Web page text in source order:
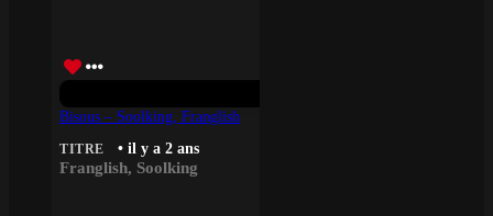
Bisous – Soolking, Franglish
TITRE • il y a 2 ans
Franglish, Soolking